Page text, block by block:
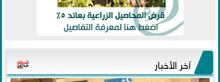
آخر الأخبار